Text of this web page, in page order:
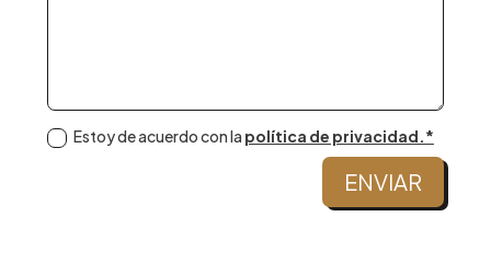
Estoy de acuerdo con la política de privacidad.*
ENVIAR